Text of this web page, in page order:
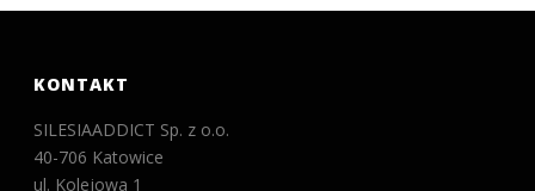
KONTAKT
SILESIAADDICT Sp. z o.o.
40-706 Katowice
ul. Kolejowa 1